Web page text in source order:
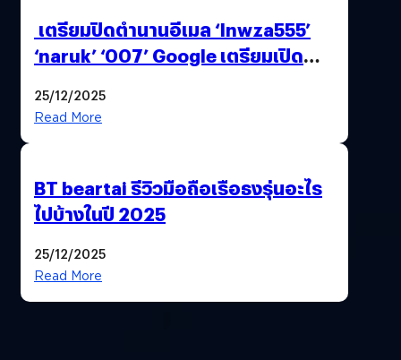
เตรียมปิดตำนานอีเมล ‘lnwza555’
‘naruk’ ‘007’ Google เตรียมเปิด
25/12/2025
Read More
BT beartai รีวิวมือถือเรือธงรุ่นอะไร
ไปบ้างในปี 2025
25/12/2025
Read More